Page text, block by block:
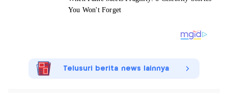
Telusuri berita news lainnya